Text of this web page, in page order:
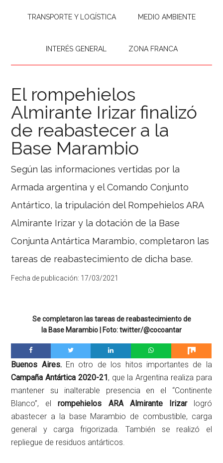
TRANSPORTE Y LOGÍSTICA MEDIO AMBIENTE
INTERÉS GENERAL ZONA FRANCA
El rompehielos
Almirante Irizar finalizó
de reabastecer a la
Base Marambio
Según las informaciones vertidas por la
Armada argentina y el Comando Conjunto
Antártico, la tripulación del Rompehielos ARA
Almirante Irizar y la dotación de la Base
Conjunta Antártica Marambio, completaron las
tareas de reabastecimiento de dicha base.
Fecha de publicación: 17/03/2021
Se completaron las tareas de reabastecimiento de
la Base Marambio | Foto: twitter/@cocoantar
Buenos Aires.En otro de los hitos importantes de la
Campaña Antártica 2020-21, que la Argentina realiza para
mantener su inalterable presencia en el “Continente
Blanco”, elrompehielos ARA Almirante Irizarlogró
abastecer a la base Marambio de combustible, carga
general y carga frigorizada. También se realizó el
repliegue de residuos antárticos.